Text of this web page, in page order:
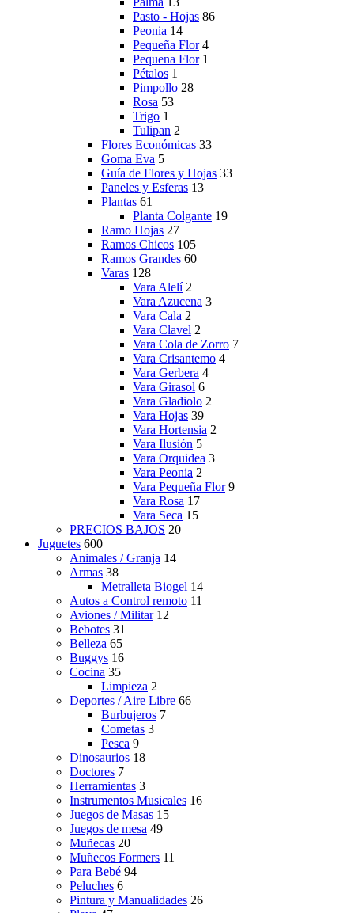
Pasto - Hojas 86
Peonia 14
Pequeña Flor 4
Pequena Flor 1
Pétalos 1
Pimpollo 28
Rosa 53
Trigo 1
Tulipan 2
Flores Económicas 33
Goma Eva 5
Guía de Flores y Hojas 33
Paneles y Esferas 13
Plantas 61
Planta Colgante 19
Ramo Hojas 27
Ramos Chicos 105
Ramos Grandes 60
Varas 128
Vara Alelí 2
Vara Azucena 3
Vara Cala 2
Vara Clavel 2
Vara Cola de Zorro 7
Vara Crisantemo 4
Vara Gerbera 4
Vara Girasol 6
Vara Gladiolo 2
Vara Hojas 39
Vara Hortensia 2
Vara Ilusión 5
Vara Orquidea 3
Vara Peonia 2
Vara Pequeña Flor 9
Vara Rosa 17
Vara Seca 15
PRECIOS BAJOS 20
Juguetes 600
Animales / Granja 14
Armas 38
Metralleta Biogel 14
Autos a Control remoto 11
Aviones / Militar 12
Bebotes 31
Belleza 65
Buggys 16
Cocina 35
Limpieza 2
Deportes / Aire Libre 66
Burbujeros 7
Cometas 3
Pesca 9
Dinosaurios 18
Doctores 7
Herramientas 3
Instrumentos Musicales 16
Juegos de Masas 15
Juegos de mesa 49
Muñecas 20
Muñecos Formers 11
Para Bebé 94
Peluches 6
Pintura y Manualidades 26